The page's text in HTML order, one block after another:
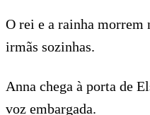
O rei e a rainha morrem
irmãs sozinhas.
Anna chega à porta de
voz embargada.